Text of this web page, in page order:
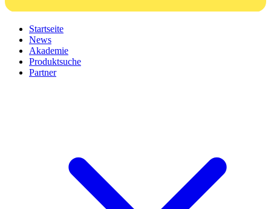
Startseite
News
Akademie
Produktsuche
Partner